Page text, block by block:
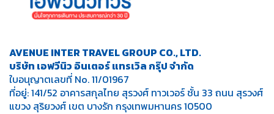
AVENUE INTER TRAVEL GROUP CO., LTD.
บริษัท เอฟวีนิว อินเตอร์ แทรเวิล กรุ๊ป จำกัด
ใบอนุญาตเลขที่ No. 11/01967
ที่อยู่: 141/52 อาคารสกุลไทย สุรวงศ์ ทาวเวอร์ ชั้น 33 ถนน สุรวงศ์
แขวง สุริยวงศ์ เขต บางรัก กรุงเทพมหานคร 10500